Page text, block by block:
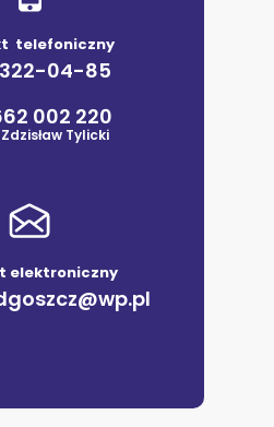
elektroniczny
telefoniczny
04-85
002 220
Tylicki